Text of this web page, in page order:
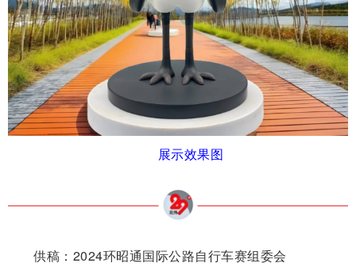
展示效果图
供稿：2024环昭通国际公路自行车赛组委会